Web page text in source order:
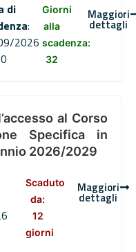
di
:
2026
Giorni
alla
scadenza:
32
Maggiori
dettagli
al Corso
Specifica in
2026/2029
Scaduto
da:
12
giorni
Maggiori
dettagli